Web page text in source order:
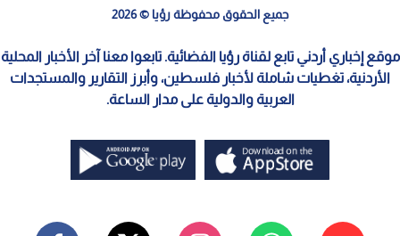
جميع الحقوق محفوظة رؤيا © 2026
موقع إخباري أردني تابع لقناة رؤيا الفضائية. تابعوا معنا آخر الأخبار المحلية
الأردنية، تغطيات شاملة لأخبار فلسطين، وأبرز التقارير والمستجدات
العربية والدولية على مدار الساعة.